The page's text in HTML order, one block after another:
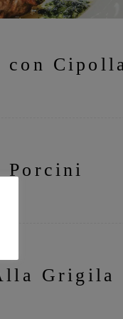
con
Porcini
Grigila